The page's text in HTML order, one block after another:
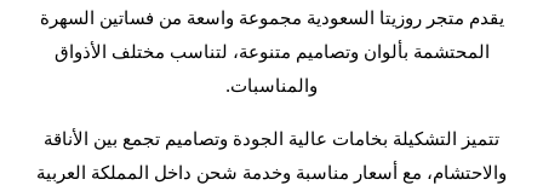
يقدم متجر روزيتا السعودية مجموعة واسعة من فساتين السهرة
المحتشمة بألوان وتصاميم متنوعة، لتناسب مختلف الأذواق
والمناسبات.
تتميز التشكيلة بخامات عالية الجودة وتصاميم تجمع بين الأناقة
والاحتشام، مع أسعار مناسبة وخدمة شحن داخل المملكة العربية